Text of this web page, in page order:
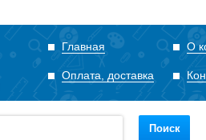
Главная О
Оплата, доставка
Поиск